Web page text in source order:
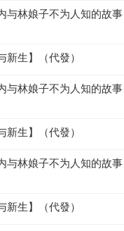
与林娘子不为人知的故事
新生】（代發）
与林娘子不为人知的故事
新生】（代發）
与林娘子不为人知的故事
新生】（代發）